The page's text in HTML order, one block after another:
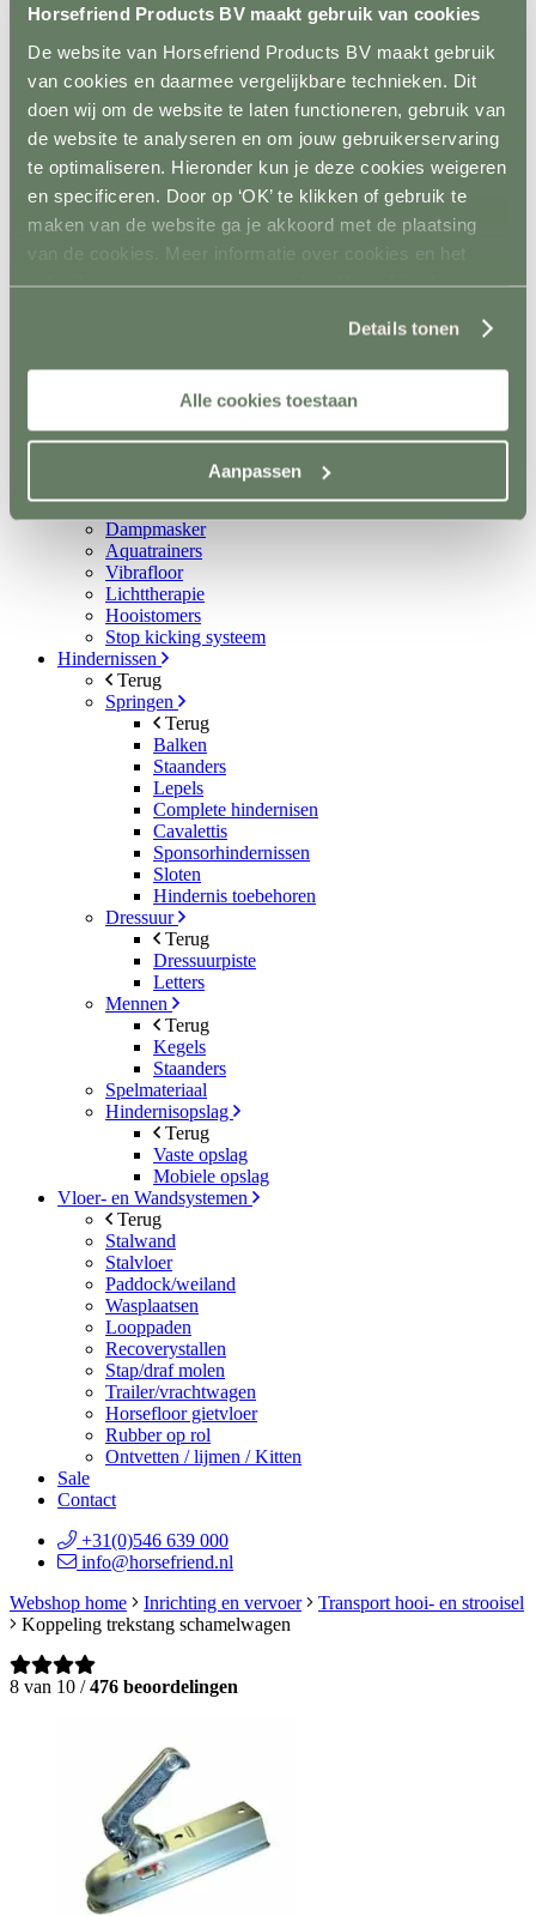
Horsefriend Products BV maakt gebruik van cookies
De website van Horsefriend Products BV maakt gebruik
van cookies en daarmee vergelijkbare technieken. Dit
doen wij om de website te laten functioneren, gebruik van
de website te analyseren en om jouw gebruikerservaring
te optimaliseren. Hieronder kun je deze cookies weigeren
en specificeren. Door op ‘OK’ te klikken of gebruik te
maken van de website ga je akkoord met de plaatsing
van de cookies. Meer informatie over cookies en het
gebruik van persoonsgegevens door Horsefriend
Details tonen
Alle cookies toestaan
Aanpassen
Metalen poorten
Drinkbakken en watervaten
Bodemverbetering
Terug
Bodem
Wandafwerking
Verlichting
Beregening
Bodembewerking
Ventilatoren
Stapmolens
Trainingsbanden
Verzorgingsproducten
Supplementen en Voer
Dampmasker
Aquatrainers
Vibrafloor
Lichttherapie
Hooistomers
Stop kicking systeem
Hindernissen
Terug
Springen
Terug
Balken
Staanders
Lepels
Complete hindernisen
Cavalettis
Sponsorhindernissen
Sloten
Hindernis toebehoren
Dressuur
Terug
Dressuurpiste
Letters
Mennen
Terug
Kegels
Staanders
Spelmateriaal
Hindernisopslag
Terug
Vaste opslag
Mobiele opslag
Vloer- en Wandsystemen
Terug
Stalwand
Stalvloer
Paddock/weiland
Wasplaatsen
Looppaden
Recoverystallen
Stap/draf molen
Trailer/vrachtwagen
Horsefloor gietvloer
Rubber op rol
Ontvetten / lijmen / Kitten
Sale
Contact
+31(0)546 639 000
info@horsefriend.nl
Webshop home
Inrichting en vervoer
Transport hooi- en strooisel
Koppeling trekstang schamelwagen
8 van 10 /476 beoordelingen